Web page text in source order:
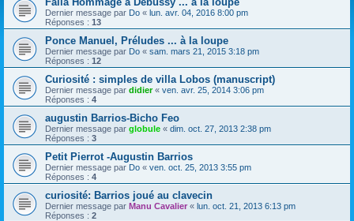
Dernier message par Do « lun. avr. 04, 2016 8:00 pm
Réponses : 13
Ponce Manuel, Préludes ... à la loupe
Dernier message par Do « sam. mars 21, 2015 3:18 pm
Réponses : 12
Curiosité : simples de villa Lobos (manuscript)
Dernier message par didier« ven. avr. 25, 2014 3:06 pm
Réponses : 4
augustin Barrios-Bicho Feo
Dernier message par globule « dim. oct. 27, 2013 2:38 pm
Réponses : 3
Petit Pierrot -Augustin Barrios
Dernier message par Do « ven. oct. 25, 2013 3:55 pm
Réponses : 4
curiosité: Barrios joué au clavecin
Dernier message par Manu Cavalier « lun. oct. 21, 2013 6:13 pm
Réponses : 2